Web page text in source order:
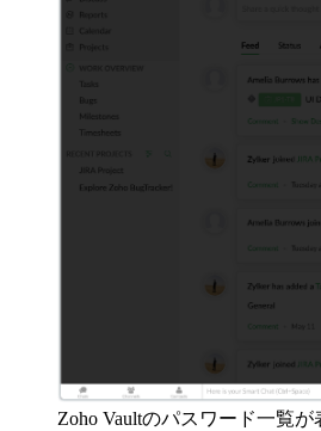
Zoho Vaultのパスワード一覧が